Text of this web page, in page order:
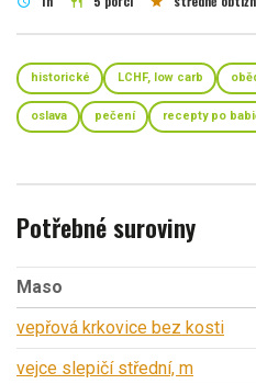
historické LCHF, low carb
oslava pečení recepty po
Potřebné suroviny
Maso
vepřová krkovice bez kosti
vejce slepičí střední, m